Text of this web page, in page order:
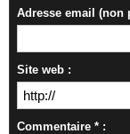
Adresse email (non
Site web :
Commentaire * :